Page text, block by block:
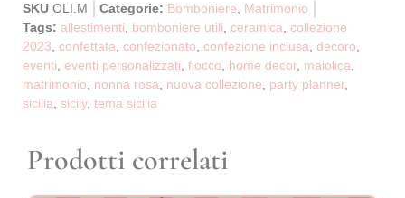
SKU OLI.M Categorie: Bomboniere, Matrimonio
Tags: allestimenti, bomboniere utili, ceramica, collezione
2023, confettata, confezionato, confezione inclusa, decoro,
eventi, eventi personalizzati, fiocco, home decor, maiolica,
matrimonio, nonna rosa, nuova collezione, party planner,
sicilia, sicily, tema sicilia
Prodotti correlati